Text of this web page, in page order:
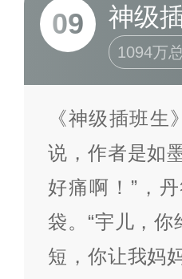
09 神级
1094万
《神级插班
说，作者是如
好痛啊！”，
袋。“宇儿，
短，你让我妈